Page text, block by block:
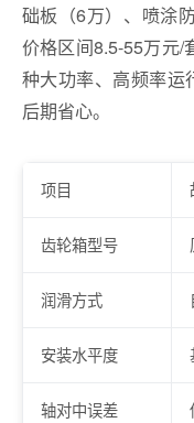
础板（6万）、喷涂
价格区间8.5-55万元/
种大功率、高频率运
后期省心。
项目
齿轮箱型号
润滑方式
安装水平度
轴对中误差